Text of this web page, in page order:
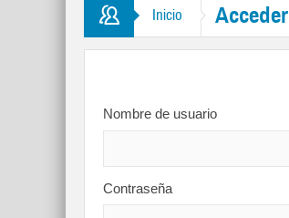
Inicio Acceder
Nombre de usuario
Contraseña